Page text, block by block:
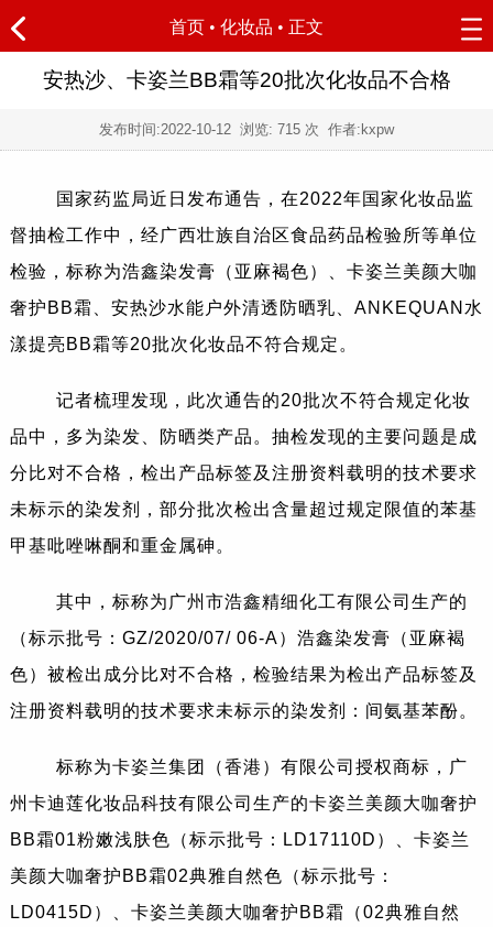
首页 • 化妆品 • 正文
安热沙、卡姿兰BB霜等20批次化妆品不合格
发布时间:2022-10-12 浏览: 715 次 作者:kxpw
国家药监局近日发布通告，在2022年国家化妆品监
督抽检工作中，经广西壮族自治区食品药品检验所等单位
检验，标称为浩鑫染发膏（亚麻褐色）、卡姿兰美颜大咖
奢护BB霜、安热沙水能户外清透防晒乳、ANKEQUAN水
漾提亮BB霜等20批次化妆品不符合规定。
记者梳理发现，此次通告的20批次不符合规定化妆
品中，多为染发、防晒类产品。抽检发现的主要问题是成
分比对不合格，检出产品标签及注册资料载明的技术要求
未标示的染发剂，部分批次检出含量超过规定限值的苯基
甲基吡唑啉酮和重金属砷。
其中，标称为广州市浩鑫精细化工有限公司生产的
（标示批号：GZ/2020/07/ 06-A）浩鑫染发膏（亚麻褐
色）被检出成分比对不合格，检验结果为检出产品标签及
注册资料载明的技术要求未标示的染发剂：间氨基苯酚。
标称为卡姿兰集团（香港）有限公司授权商标，广
州卡迪莲化妆品科技有限公司生产的卡姿兰美颜大咖奢护
BB霜01粉嫩浅肤色（标示批号：LD17110D）、卡姿兰
美颜大咖奢护BB霜02典雅自然色（标示批号：
LD0415D）、卡姿兰美颜大咖奢护BB霜（02典雅自然